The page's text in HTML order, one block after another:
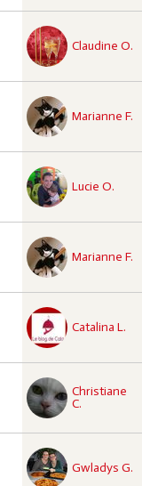
Claudine O.
recette approuvées
Marianne F.
recette à tester
Lucie O.
recette à tester
Marianne F.
recette à tester
Catalina L.
recette à tester
Christiane
C.
recette à tester
Gwladys G.
recette à tester